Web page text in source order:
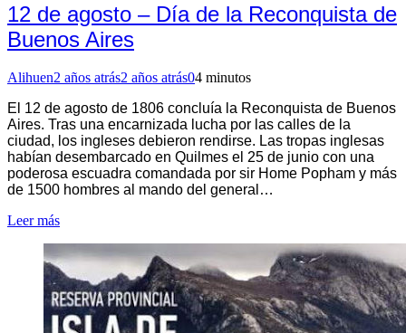
12 de agosto – Día de la Reconquista de
Buenos Aires
Alihuen2 años atrás2 años atrás04 minutos
El 12 de agosto de 1806 concluía la Reconquista de Buenos
Aires. Tras una encarnizada lucha por las calles de la
ciudad, los ingleses debieron rendirse. Las tropas inglesas
habían desembarcado en Quilmes el 25 de junio con una
poderosa escuadra comandada por sir Home Popham y más
de 1500 hombres al mando del general…
Leer más